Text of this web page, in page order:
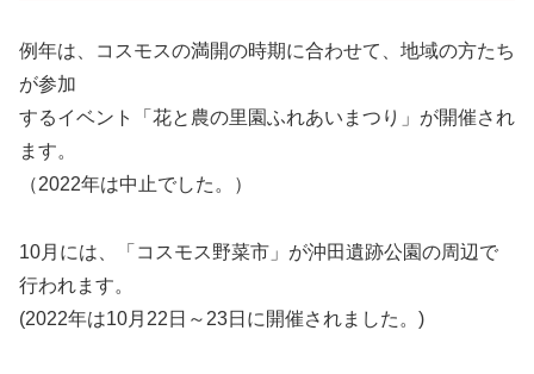
例年は、コスモスの満開の時期に合わせて、地域の方たち
が参加
するイベント「花と農の里園ふれあいまつり」が開催され
ます。
（2022年は中止でした。）
10月には、「コスモス野菜市」が沖田遺跡公園の周辺で
行われます。
(2022年は10月22日～23日に開催されました。)